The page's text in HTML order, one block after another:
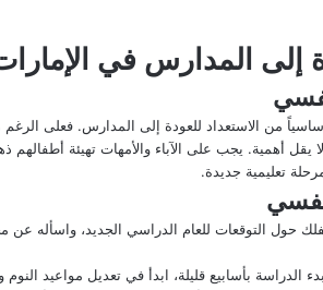
إلى المدارس في
من الاستعداد للعودة إلى المدارس. فعلى
يقل أهمية. يجب على الآباء والأمهات تهيئة أطفالهم
تعليمية جديدة.
حول التوقعات للعام الدراسي الجديد، واسأله عن
الدراسة بأسابيع قليلة، ابدأ في تعديل مواعيد